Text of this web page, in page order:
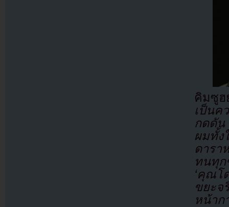
คิมซู
เป็นค
กดดัน
ผมทั้ง
ดารา
ทนทุก
‘คุณโ
ขยะจริ
หน้าก